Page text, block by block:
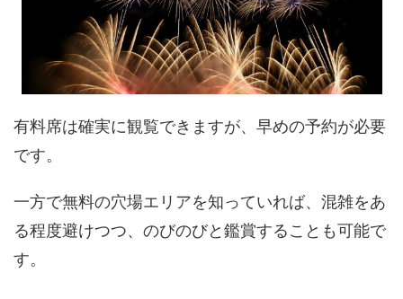
有料席は確実に観覧できますが、早めの予約が必要
です。
一方で無料の穴場エリアを知っていれば、混雑をあ
る程度避けつつ、のびのびと鑑賞することも可能で
す。